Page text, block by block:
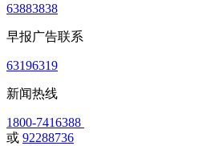
63883838
早报广告联系
63196319
新闻热线
1800-7416388
或 92288736